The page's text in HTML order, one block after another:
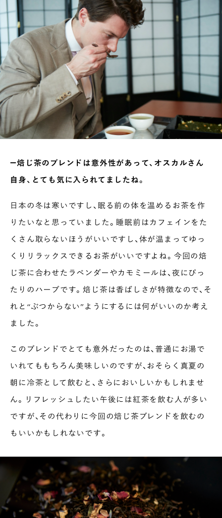
―焙じ茶のブレンドは意外性があって、オスカルさん
自身、とても気に入られてましたね。
日本の冬は寒いですし、眠る前の体を温めるお茶を作
りたいなと思っていました。睡眠前はカフェインをた
くさん取らないほうがいいですし、体が温まってゆっ
くりリラックスできるお茶がいいですよね。今回の焙
じ茶に合わせたラベンダーやカモミールは、夜にぴっ
たりのハーブです。焙じ茶は香ばしさが特徴なので、そ
れと“ぶつからない”ようにするには何がいいのか考え
ました。
このブレンドでとても意外だったのは、普通にお湯で
いれてももちろん美味しいのですが、おそらく真夏の
朝に冷茶として飲むと、さらにおいしいかもしれませ
ん。リフレッシュしたい午後には紅茶を飲む人が多い
ですが、その代わりに今回の焙じ茶ブレンドを飲むの
もいいかもしれないです。